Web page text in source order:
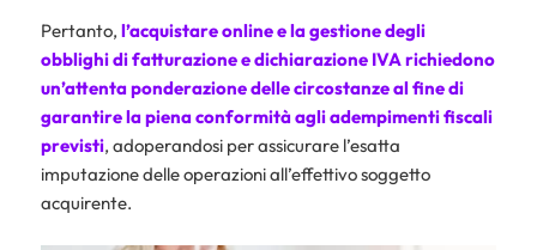
Pertanto, l’acquistare online e la gestione degli
obblighi di fatturazione edichiarazione IVArichiedono
un’attenta ponderazione delle circostanze al fine di
garantire la piena conformità agli adempimenti fiscali
previsti, adoperandosi per assicurare l’esatta
imputazione delle operazioni all’effettivo soggetto
acquirente.